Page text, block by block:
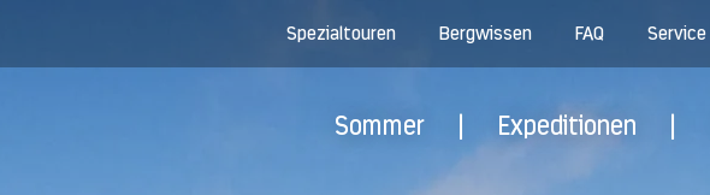
Spezialtouren Bergwissen FAQ Service
Sommer Expeditionen